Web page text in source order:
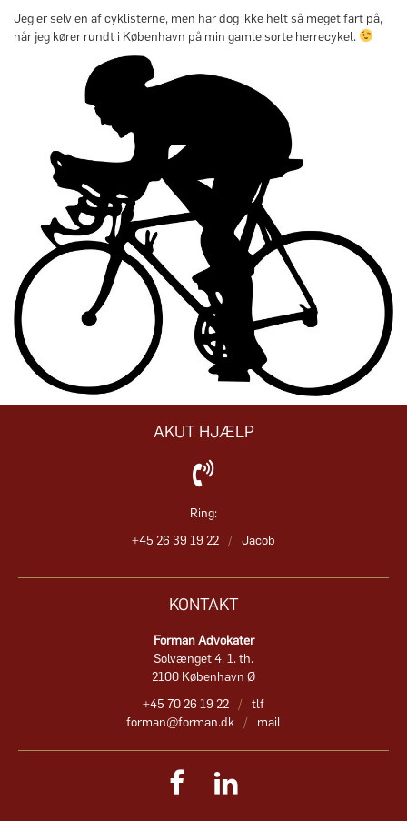
Jeg er selv en af cyklisterne, men har dog ikke helt så meget fart på,
når jeg kører rundt i København på min gamle sorte herrecykel.
AKUT HJÆLP
Ring:
+45 26 39 19 22 / Jacob
KONTAKT
Forman Advokater
Solvænget 4, 1. th.
2100 København Ø
+45 70 26 19 22 / tlf
forman@forman.dk / mail